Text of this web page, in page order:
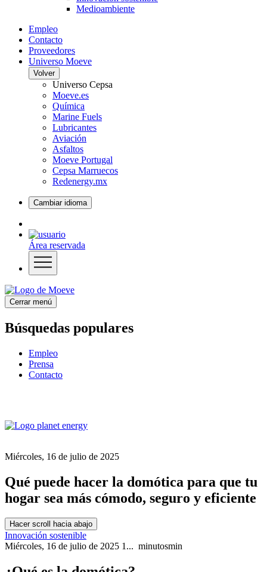
Medioambiente
Empleo
Contacto
Proveedores
Universo Moeve
Volver
Universo Cepsa
Moeve.es
Química
Marine Fuels
Lubricantes
Aviación
Asfaltos
Moeve Portugal
Cepsa Marruecos
Redenergy.mx
Cambiar idioma
Área reservada
Cerrar menú
Búsquedas populares
Empleo
Prensa
Contacto
Miércoles, 16 de julio de 2025
Qué puede hacer la domótica para que tu
hogar sea más cómodo, seguro y eficiente
Hacer scroll hacia abajo
Innovación sostenible
Miércoles, 16 de julio de 2025 1... minutosmin